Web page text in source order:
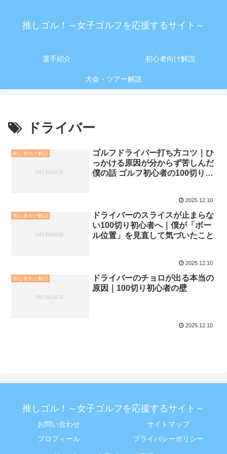
推しゴル！～女子ゴルフを応援するサイト～
選手紹介 初心者向け解説
大会・ツアー解説
ドライバー
初心者向け解説
ゴルフドライバー打ち方コツ｜ひ
っかける原因が分からず苦しんだ
僕の話 ゴルフ初心者の100切りへ
2025.12.10
初心者向け解説
ドライバーのスライスが止まらな
い100切り初心者へ｜僕が「ボー
ル位置」を見直して気づいたこと
2025.12.10
初心者向け解説
ドライバーのチョロが出る本当の
原因｜100切り初心者の壁
2025.12.10
推しゴル！～女子ゴルフを応援するサイト～
お問い合わせ
サイトマップ
プロフィール
プライバシーポリシー